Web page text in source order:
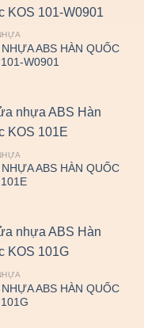
ABS HÀN QUỐC
101-W0901
ABS HÀN QUỐC
ABS HÀN QUỐC